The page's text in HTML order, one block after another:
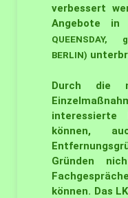
verbessert
Angebote in
QUEENSDAY,
BERLIN)
Durch die
interessierte
können,
Gründen
können. Das